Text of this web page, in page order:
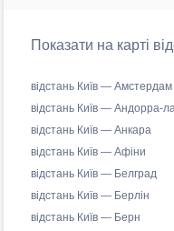
Показати на карті
відстань Київ — Амстердам
відстань Київ — Андорра-
відстань Київ — Анкара
відстань Київ — Афіни
відстань Київ — Белград
відстань Київ — Берлін
відстань Київ — Берн